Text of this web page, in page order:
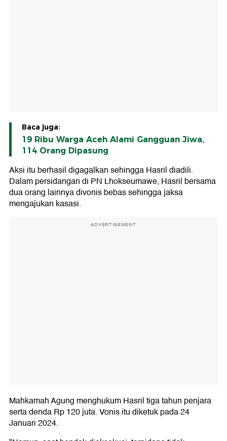
Baca juga:
19 Ribu Warga Aceh Alami Gangguan Jiwa,
114 Orang Dipasung
Aksi itu berhasil digagalkan sehingga Hasril diadili.
Dalam persidangan di PN Lhokseumawe, Hasril bersama
dua orang lainnya divonis bebas sehingga jaksa
mengajukan kasasi.
ADVERTISEMENT
Mahkamah Agung menghukum Hasril tiga tahun penjara
serta denda Rp 120 juta. Vonis itu diketuk pada 24
Januari 2024.